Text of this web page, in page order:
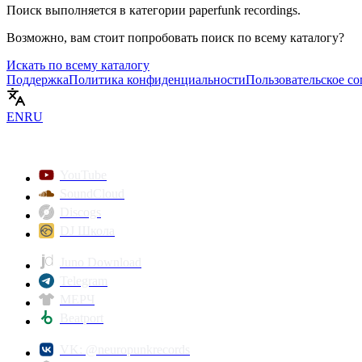
Поиск выполняется в категории paperfunk recordings.
Возможно, вам стоит попробовать поиск по всему каталогу?
Искать по всему каталогу
ПоддержкаПолитика конфиденциальностиПользовательское
ENRU